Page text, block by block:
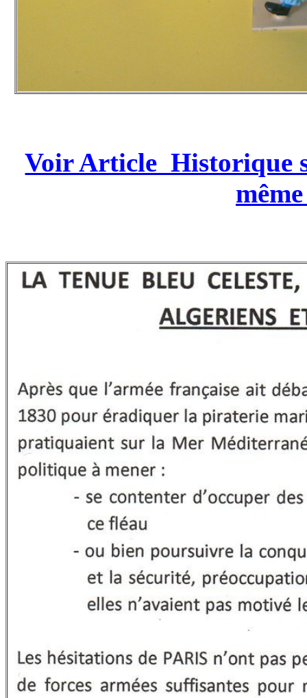
Voir Article Historique